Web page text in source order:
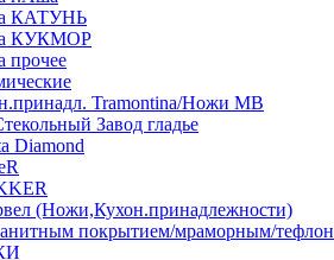
КАТУНЬ
КУКМОР
прочее
Tramontina/Ножи МВ
Завод гладье
Diamond
(Ножи,Кухон.принадлежности)
покрытием/мраморным/тефлон